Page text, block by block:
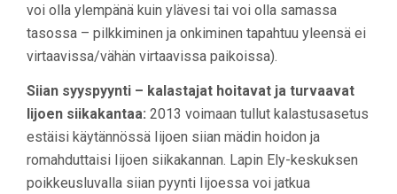
voi olla ylempänä kuin ylävesi tai voi olla samassa
tasossa – pilkkiminen ja onkiminen tapahtuu yleensä ei
virtaavissa/vähän virtaavissa paikoissa).
Siian syyspyynti – kalastajat hoitavat ja turvaavat
Iijoen siikakantaa: 2013 voimaan tullut kalastusasetus
estäisi käytännössä Iijoen siian mädin hoidon ja
romahduttaisi Iijoen siikakannan. Lapin Ely-keskuksen
poikkeusluvalla siian pyynti Iijoessa voi jatkua